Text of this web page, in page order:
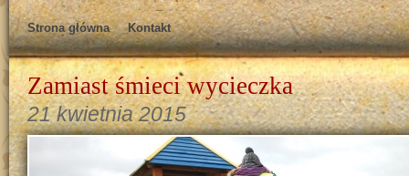
Strona główna Kontakt
Zamiast śmieci wycieczka
21 kwietnia 2015